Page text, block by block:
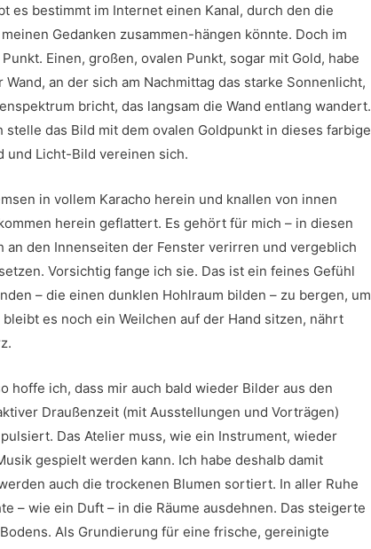
es bestimmt im Internet einen Kanal, durch den die
Gedanken zusammen-hängen könnte. Doch im
Einen, großen, ovalen Punkt, sogar mit Gold, habe
an der sich am Nachmittag das starke Sonnenlicht,
bricht, das langsam die Wand entlang wandert.
das Bild mit dem ovalen Goldpunkt in dieses farbige
und Licht-Bild vereinen sich.
in vollem Karacho herein und knallen von innen
herein geflattert. Es gehört für mich – in diesen
den Innenseiten der Fenster verirren und vergeblich
Vorsichtig fange ich sie. Das ist ein feines Gefühl
– die einen dunklen Hohlraum bilden – zu bergen, um
es noch ein Weilchen auf der Hand sitzen, nährt
hoffe ich, dass mir auch bald wieder Bilder aus den
Draußenzeit (mit Ausstellungen und Vorträgen)
Das Atelier muss, wie ein Instrument, wieder
gespielt werden kann. Ich habe deshalb damit
auch die trockenen Blumen sortiert. In aller Ruhe
– wie ein Duft – in die Räume ausdehnen. Das steigerte
Als Grundierung für eine frische, gereinigte